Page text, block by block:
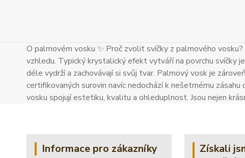
O palmovém vosku ✨ Proč zvolit svíčky z palmového
vzhledu. Typický krystalický efekt vytváří na povrchu svíčky
déle vydrží a zachovávají si svůj tvar. Palmový vosk je
certifikovaných surovin navíc nedochází k nešetrnému
vosku spojují estetiku, kvalitu a ohleduplnost. Jsou nejen
Informace pro zákazníky
Získali